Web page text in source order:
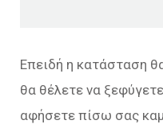
Επειδή η κατάσταση
θα θέλετε να
αφήσετε πίσω σας